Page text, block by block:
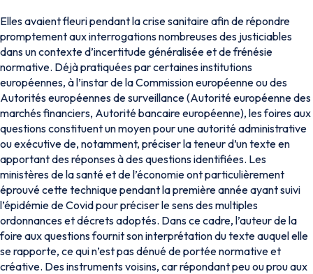
Elles avaient fleuri pendant la crise sanitaire afin de répondre
promptement aux interrogations nombreuses des justiciables
dans un contexte d’incertitude généralisée et de frénésie
normative. Déjà pratiquées par certaines institutions
européennes, à l’instar de la Commission européenne ou des
Autorités européennes de surveillance (Autorité européenne des
marchés financiers, Autorité bancaire européenne), les foires aux
questions constituent un moyen pour une autorité administrative
ou exécutive de, notamment, préciser la teneur d’un texte en
apportant des réponses à des questions identifiées. Les
ministères de la santé et de l’économie ont particulièrement
éprouvé cette technique pendant la première année ayant suivi
l’épidémie de Covid pour préciser le sens des multiples
ordonnances et décrets adoptés. Dans ce cadre, l’auteur de la
foire aux questions fournit son interprétation du texte auquel elle
se rapporte, ce qui n’est pas dénué de portée normative et
créative. Des instruments voisins, car répondant peu ou prou aux